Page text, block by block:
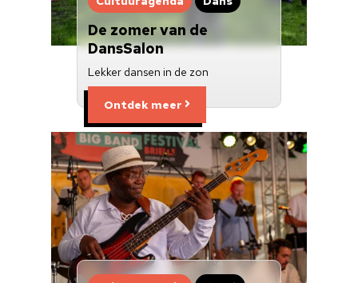
De zomer van de
DansSalon
Lekker dansen in de zon
Ontdek meer
Doneren